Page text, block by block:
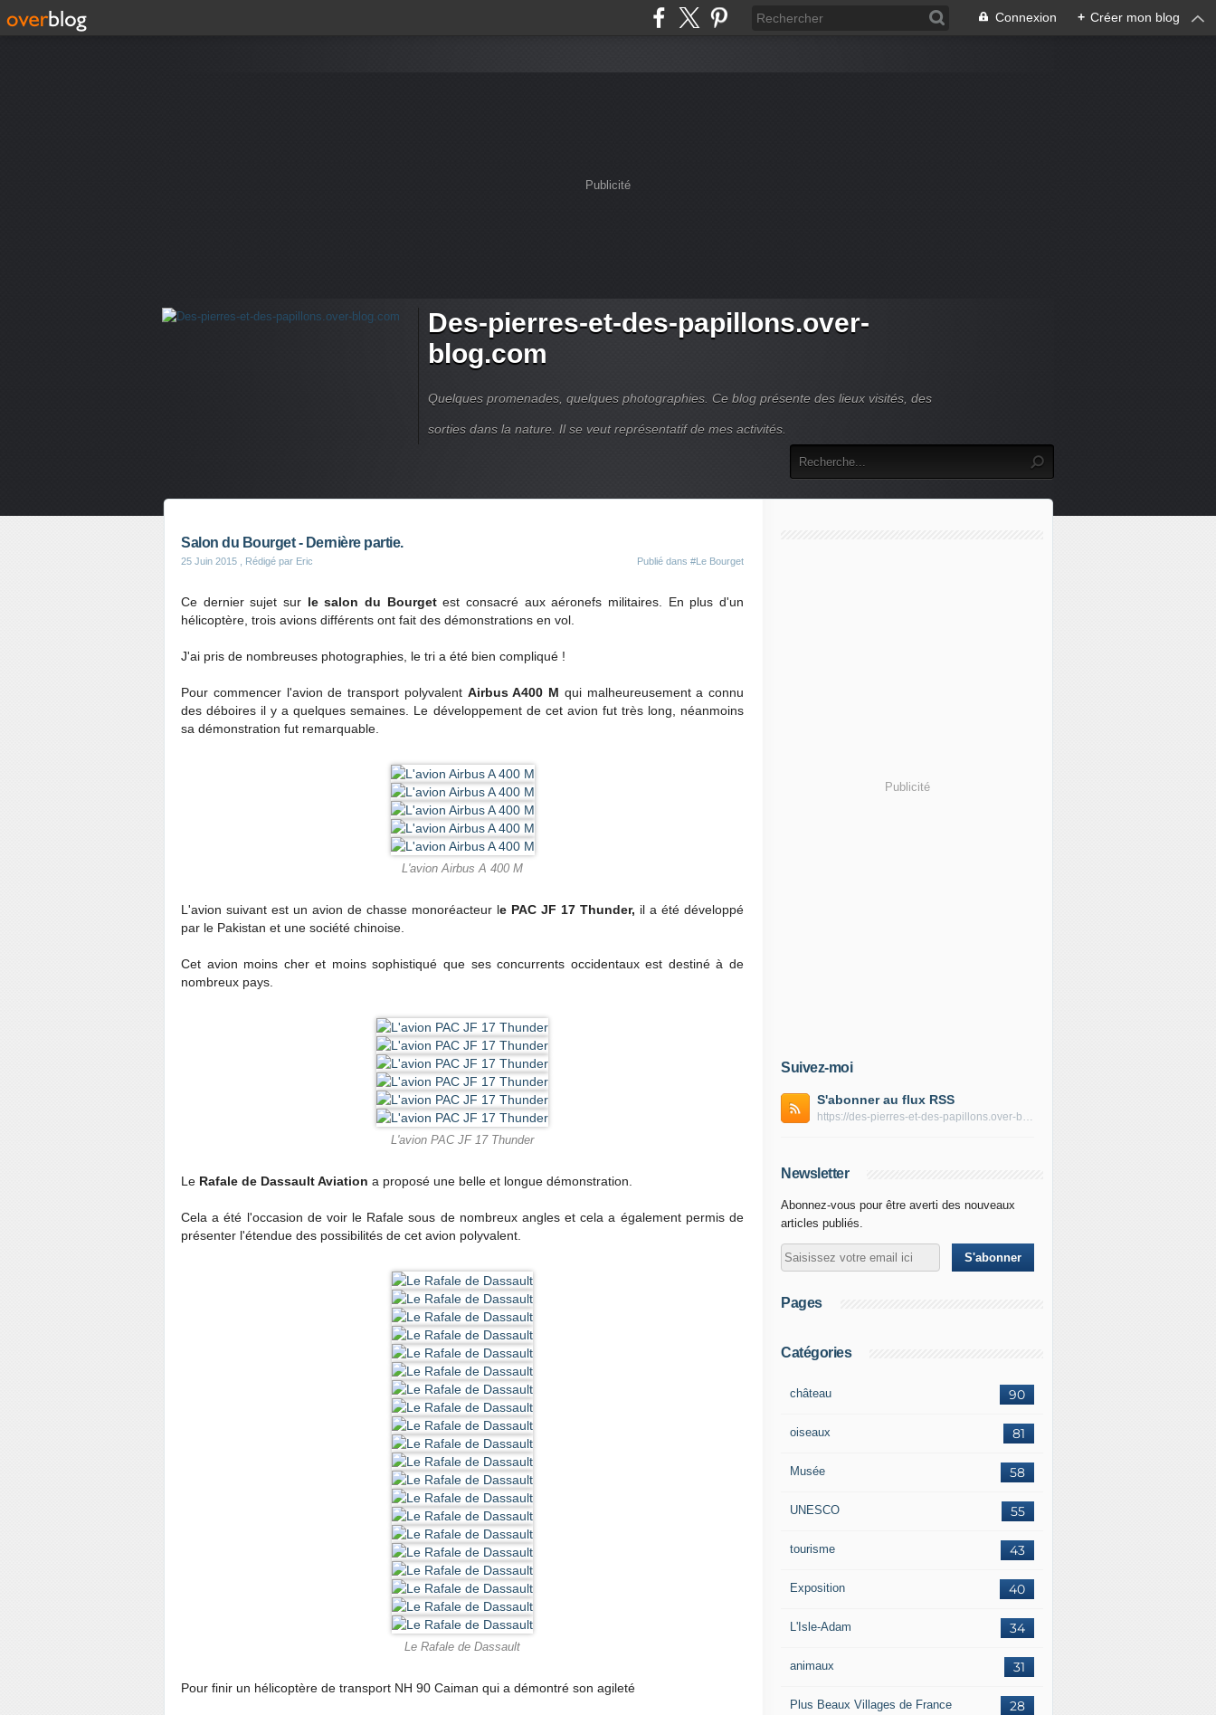
Connexion + Créer mon blog
Publicité
Des-pierres-et-des-papillons.over-
blog.com
Quelques promenades, quelques photographies. Ce blog présente des lieux visités, des
sorties dans la nature. Il se veut représentatif de mes activités.
Salon du Bourget - Dernière partie.
25 Juin 2015 , Rédigé par Eric Publié dans #Le Bourget
Ce dernier sujet sur le salon du Bourgetest consacré aux aéronefs militaires. En plus d'un
hélicoptère, trois avions différents ont fait des démonstrations en vol.
J'ai pris de nombreuses photographies, le tri a été bien compliqué !
Pour commencer l'avion de transport polyvalent Airbus A400 M qui malheureusement a connu
des déboires il y a quelques semaines. Le développement de cet avion fut très long, néanmoins
sa démonstration fut remarquable.
L'avion Airbus A 400 M
L'avion suivant est un avion de chasse monoréacteur le PAC JF 17 Thunder, il a été développé
par le Pakistan et une société chinoise.
Cet avion moins cher et moins sophistiqué que ses concurrents occidentaux est destiné à de
nombreux pays.
L'avion PAC JF 17 Thunder
Le Rafale de Dassault Aviation a proposé une belle et longue démonstration.
Cela a été l'occasion de voir le Rafale sous de nombreux angles et cela a également permis de
présenter l'étendue des possibilités de cet avion polyvalent.
Le Rafale de Dassault
Pour finir un hélicoptère de transport NH 90 Caiman qui a démontré son agileté
Publicité
Suivez-moi
S'abonner au flux RSS
https://des-pierres-et-des-papillons.over-blog.com/rss
Newsletter
Abonnez-vous pour être averti des nouveaux
articles publiés.
Pages
Catégories
90
château
81
oiseaux
58
Musée
55
UNESCO
43
tourisme
40
Exposition
34
L'Isle-Adam
31
animaux
28
Plus Beaux Villages de France